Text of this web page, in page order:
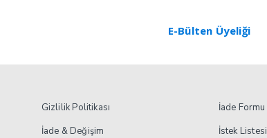
E-Bülten Üyeliği
Gizlilik Politikası
İade & Değişim
İade Formu
İstek Listesi